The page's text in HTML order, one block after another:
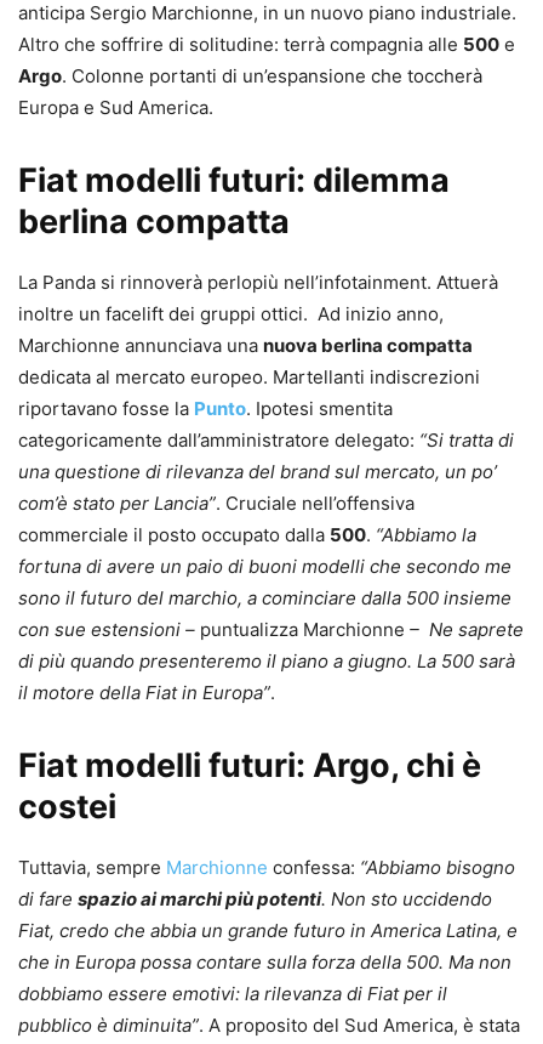
anticipa Sergio Marchionne, in un nuovo piano industriale.
Altro che soffrire di solitudine: terrà compagnia alle 500 e
Argo. Colonne portanti di un’espansione che toccherà
Europa e Sud America.
Fiat modelli futuri: dilemma
berlina compatta
La Panda si rinnoverà perlopiù nell’infotainment. Attuerà
inoltre un facelift dei gruppi ottici. Ad inizio anno,
Marchionne annunciava una nuova berlina compatta
dedicata al mercato europeo. Martellanti indiscrezioni
riportavano fosse la Punto. Ipotesi smentita
categoricamente dall’amministratore delegato: “Si tratta di
una questione di rilevanza del brand sul mercato, un po’
com’è stato per Lancia”. Cruciale nell’offensiva
commerciale il posto occupato dalla 500. “Abbiamo la
fortuna di avere un paio di buoni modelli che secondo me
sono il futuro del marchio, a cominciare dalla 500 insieme
con sue estensioni – puntualizza Marchionne – Ne saprete
di più quando presenteremo il piano a giugno. La 500 sarà
il motore della Fiat in Europa”.
Fiat modelli futuri: Argo, chi è
costei
Tuttavia, sempre Marchionne confessa: “Abbiamo bisogno
di fare spazio ai marchi più potenti. Non sto uccidendo
Fiat, credo che abbia un grande futuro in America Latina, e
che in Europa possa contare sulla forza della 500. Ma non
dobbiamo essere emotivi: la rilevanza di Fiat per il
pubblico è diminuita”. A proposito del Sud America, è stata